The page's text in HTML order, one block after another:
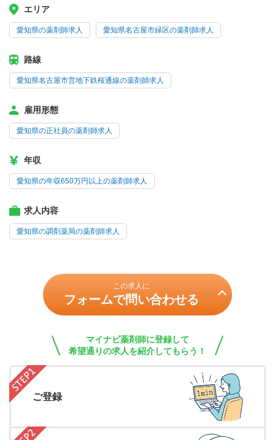
エリア
愛知県の薬剤師求人 愛知県名古屋市緑区の薬剤師求人
路線
愛知県名古屋市営地下鉄桜通線の薬剤師求人
雇用形態
愛知県の正社員の薬剤師求人
年収
愛知県の年収650万円以上の薬剤師求人
求人内容
愛知県の調剤薬局の薬剤師求人
この求人に
フォームで問い合わせる
マイナビ薬剤師に登録して
希望通りの求人を紹介してもらう！
ご登録